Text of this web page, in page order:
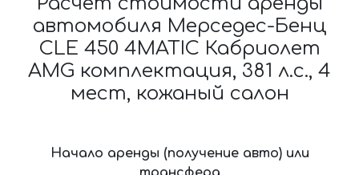
автомобиля Мерседес-Бенц
CLE 450 4MATIC Кабриолет
AMG комплектация, 381 л.с., 4
мест, кожаный салон
Начало аренды (получение авто) или